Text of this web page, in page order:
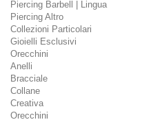
Piercing Barbell | Lingua
Piercing Altro
Collezioni Particolari
Gioielli Esclusivi
Orecchini
Anelli
Bracciale
Collane
Creativa
Orecchini